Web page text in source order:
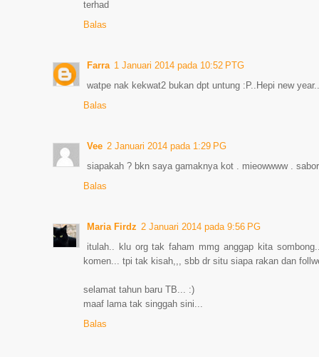
terhad
Balas
Farra 1 Januari 2014 pada 10:52 PTG
watpe nak kekwat2 bukan dpt untung :P..Hepi new
Balas
Vee 2 Januari 2014 pada 1:29 PG
siapakah ? bkn saya gamaknya kot . mieowwww .
Balas
Maria Firdz 2 Januari 2014 pada 9:56 PG
itulah.. klu org tak faham mmg anggap kita
komen... tpi tak kisah,,, sbb dr situ siapa rakan dan
selamat tahun baru TB... :)
maaf lama tak singgah sini...
Balas